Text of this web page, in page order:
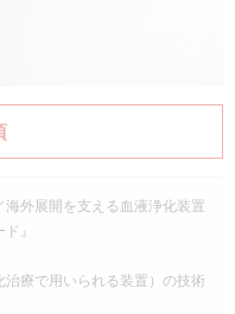
海外展開を支える血液浄化装置
』
治療で用いられる装置）の技術